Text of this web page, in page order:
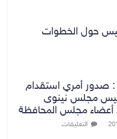
حول الخطوات
: صدور أمري استقدام
مجلس نينوى
أعضاء مجلس المحافظة
التعليقات